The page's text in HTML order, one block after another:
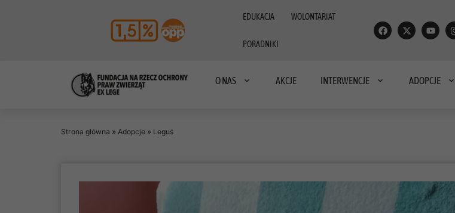
EDUKACJA WOLONTARIAT
PORADNIKI
O NAS AKCJE INTERWENCJE ADOPCJE
Strona główna » Adopcje » Leguś